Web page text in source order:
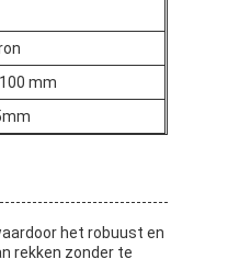
mm
het robuust en
rekken zonder te